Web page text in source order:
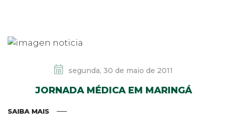
segunda, 30 de maio de 2011
JORNADA MÉDICA EM MARINGÁ
SAIBA MAIS